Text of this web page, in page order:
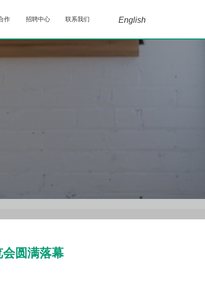
English
作 招聘中心 联系我们
圆满落幕